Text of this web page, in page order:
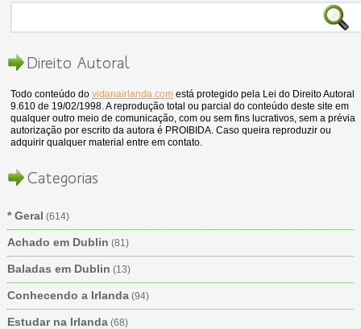
Direito Autoral
Todo conteúdo dovidanairlanda.com está protegido pela Lei do Direito Autoral
9.610 de 19/02/1998. A reprodução total ou parcial do conteúdo deste site em
qualquer outro meio de comunicação, com ou sem fins lucrativos, sem a prévia
autorização por escrito da autora é PROIBIDA. Caso queira reproduzir ou
adquirir qualquer material entre em contato.
Categorias
* Geral (614)
Achado em Dublin (81)
Baladas em Dublin (13)
Conhecendo a Irlanda(94)
Estudar na Irlanda(68)